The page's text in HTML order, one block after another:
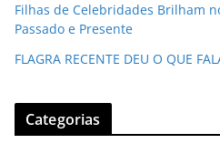
Filhas de Celebridades Brilham
Passado e Presente
FLAGRA RECENTE DEU O QUE
Categorias